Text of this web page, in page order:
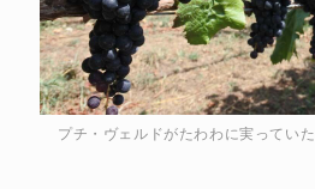
プチ・ヴェルドがたわわに実っていた